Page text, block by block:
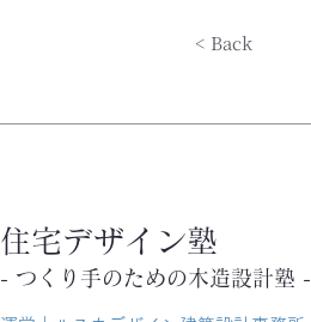
< Back
住宅デザイン塾
- つくり手のための木造設計塾 -